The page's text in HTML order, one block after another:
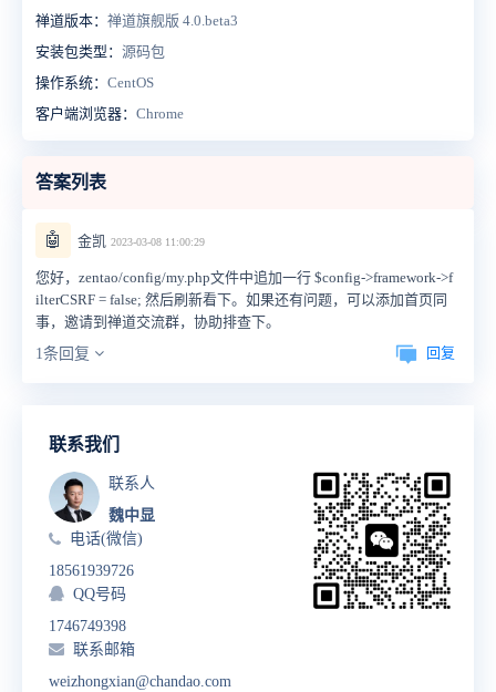
禅道版本： 禅道旗舰版 4.0.beta3
安装包类型： 源码包
操作系统： CentOS
客户端浏览器： Chrome
答案列表
🤖 金凯 2023-03-08 11:00:29
您好，zentao/config/my.php文件中追加一行 $config->framework->f
ilterCSRF = false; 然后刷新看下。如果还有问题，可以添加首页同
事，邀请到禅道交流群，协助排查下。
1条回复
回复
联系我们
联系人
魏中显
电话(微信)
18561939726
QQ号码
1746749398
联系邮箱
weizhongxian@chandao.com